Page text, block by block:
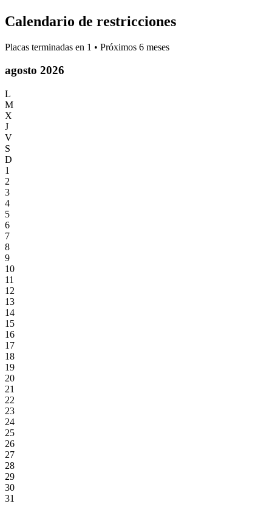
Calendario de restricciones
Placas terminadas en 1 • Próximos 6 meses
agosto 2026
L
M
X
J
V
S
D
1
2
3
4
5
6
7
8
9
10
11
12
13
14
15
16
17
18
19
20
21
22
23
24
25
26
27
28
29
30
31